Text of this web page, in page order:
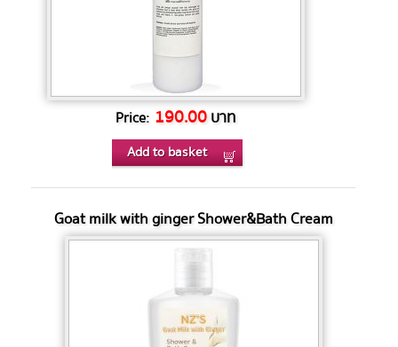
Price: 190.00บาท
Add to basket
Goat milk with ginger Shower&Bath Cream